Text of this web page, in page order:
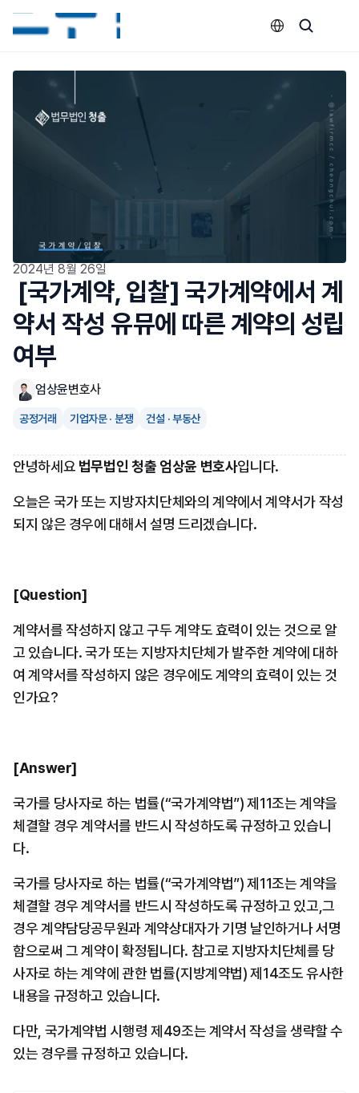
2024년 8월 26일
약서 작성 유뮤에 따른 계약의 성립
여부
엄상윤변호사
공정거래 기업자문 · 분쟁 건설 · 부동산
안녕하세요 법무법인 청출 엄상윤 변호사입니다.
오늘은 국가 또는 지방자치단체와의 계약에서 계약서가 작성
되지 않은 경우에 대해서 설명 드리겠습니다.
[Question]
계약서를 작성하지 않고 구두 계약도 효력이 있는 것으로 알
고 있습니다. 국가 또는 지방자치단체가 발주한 계약에 대하
여 계약서를 작성하지 않은 경우에도 계약의 효력이 있는 것
인가요?
[Answer]
국가를 당사자로 하는 법률(“국가계약법”) 제11조는 계약을
체결할 경우 계약서를 반드시 작성하도록 규정하고 있습니
다.
국가를 당사자로 하는 법률(“국가계약법”) 제11조는 계약을
체결할 경우 계약서를 반드시 작성하도록 규정하고 있고,그
경우 계약담당공무원과 계약상대자가 기명 날인하거나 서명
함으로써 그 계약이 확정됩니다. 참고로 지방자치단체를 당
사자로 하는 계약에 관한 법률(지방계약법) 제14조도 유사한
내용을 규정하고 있습니다.
다만, 국가계약법 시행령 제49조는 계약서 작성을 생략할 수
있는 경우를 규정하고 있습니다.
Select Language